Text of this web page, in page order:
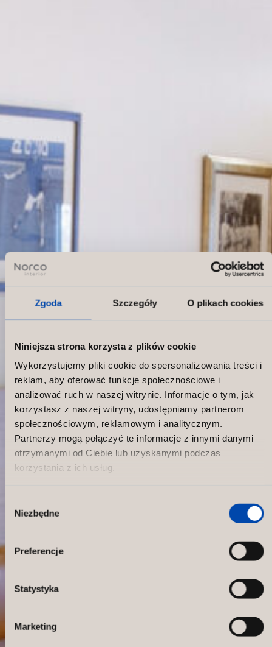
Zgoda Szczegóły O plikach cookies
Niniejsza strona korzysta z plików cookie
Wykorzystujemy pliki cookie do spersonalizowania treści i
reklam, aby oferować funkcje społecznościowe i
analizować ruch w naszej witrynie. Informacje o tym, jak
korzystasz z naszej witryny, udostępniamy partnerom
społecznościowym, reklamowym i analitycznym.
Partnerzy mogą połączyć te informacje z innymi danymi
otrzymanymi od Ciebie lub uzyskanymi podczas
korzystania z ich usług.
zgody
Niezbędne
Preferencje
Statystyka
Marketing
Renovation of Djursholms Tennis